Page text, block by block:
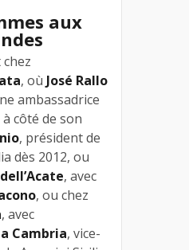
aux
, où José Rallo
ambassadrice
côté de son
, président de
dès 2012, ou
, avec
, ou chez
, avec
Cambria, vice-